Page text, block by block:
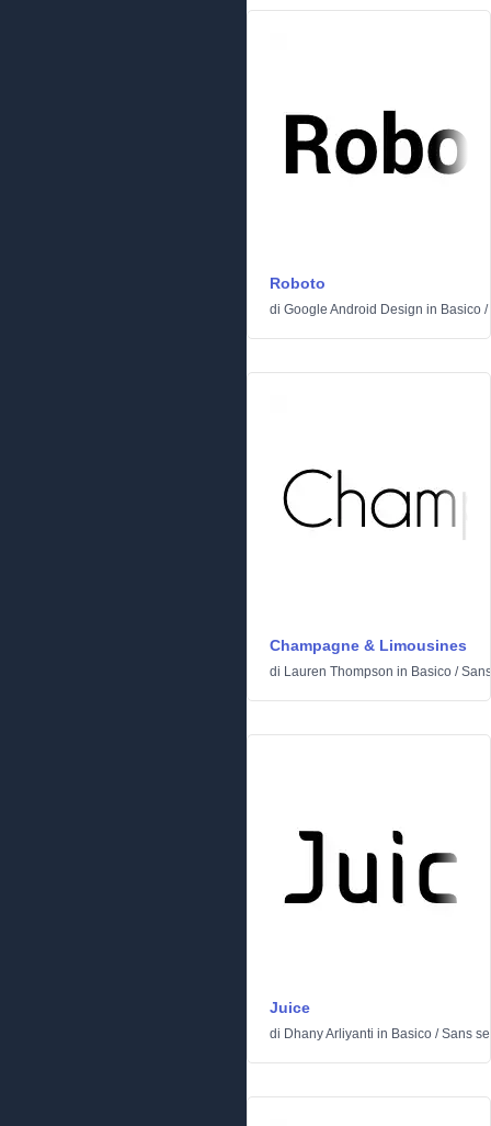
Roboto
di Google Android Design in Basico /
Champagne & Limousines
di Lauren Thompson in Basico /
Juice
di Dhany Arliyanti in Basico /Sans